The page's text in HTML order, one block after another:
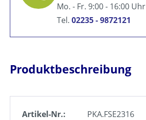
Mo. - Fr. 9:00 - 16:00 Uhr
Tel. 02235 - 9872121
Produktbeschreibung
Artikel-Nr.:
PKA.FSE2316